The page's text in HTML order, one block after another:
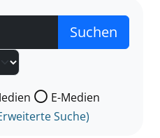
nach der Sie suchen wollen.
E-Medien
Suche)